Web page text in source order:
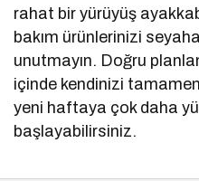
rahat bir yürüyüş
bakım ürünlerinizi
unutmayın. Doğru
içinde kendinizi
yeni haftaya çok daha
başlayabilirsiniz.